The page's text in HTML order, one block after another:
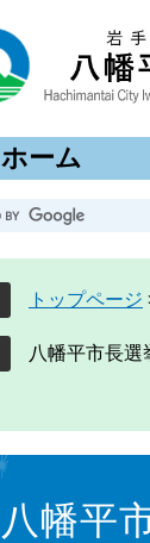
ホーム
トップページ
八幡平市長
八幡平